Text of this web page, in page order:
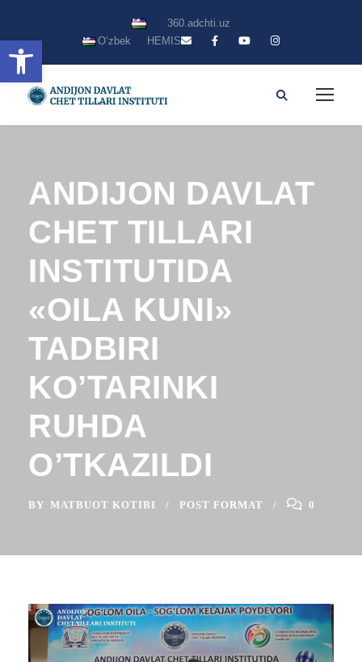
Open toolbar
360.adchti.uz
Oʻzbek
HEMIS
ANDIJON DAVLAT
CHET TILLARI
INSTITUTIDA
«OILA KUNI»
TADBIRI
KO’TARINKI
RUHDA
O’TKAZILDI
BY MATBUOT KOTIBI POST FORMAT 0